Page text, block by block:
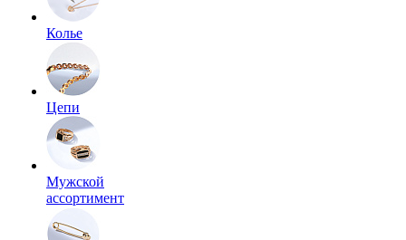
Колье
Цепи
Мужской
ассортимент